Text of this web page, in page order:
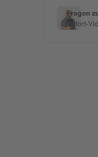
Fragen
Sofort-